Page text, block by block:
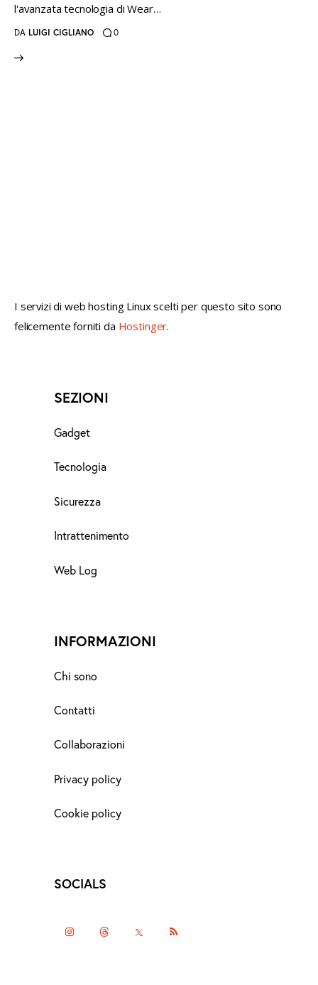
l'avanzata tecnologia di Wear…
DA LUIGI CIGLIANO 0
I servizi di web hosting Linux scelti per questo sito sono
felicemente forniti da Hostinger.
SEZIONI
Gadget
Tecnologia
Sicurezza
Intrattenimento
Web Log
INFORMAZIONI
Chi sono
Contatti
Collaborazioni
Privacy policy
Cookie policy
SOCIALS
instagrammthreads twitter- rss